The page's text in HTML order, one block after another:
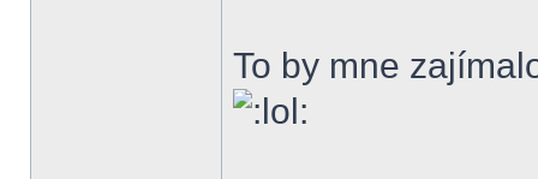
To by mne